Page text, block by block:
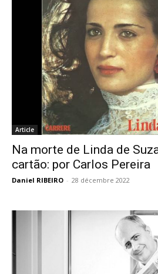
Article
Na morte de Linda de
cartão: por Carlos Pereira
Daniel RIBEIRO - 28 décembre 2022